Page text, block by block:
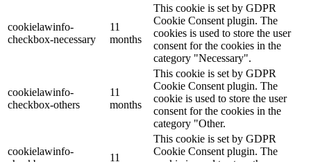
cookielawinfo-
checkbox-necessary
11
months
This cookie is set by GDPR
Cookie Consent plugin. The
cookies is used to store the user
consent for the cookies in the
category "Necessary".
cookielawinfo-
checkbox-others
11
months
This cookie is set by GDPR
Cookie Consent plugin. The
cookie is used to store the user
consent for the cookies in the
category "Other.
cookielawinfo-
11
This cookie is set by GDPR
Cookie Consent plugin. The